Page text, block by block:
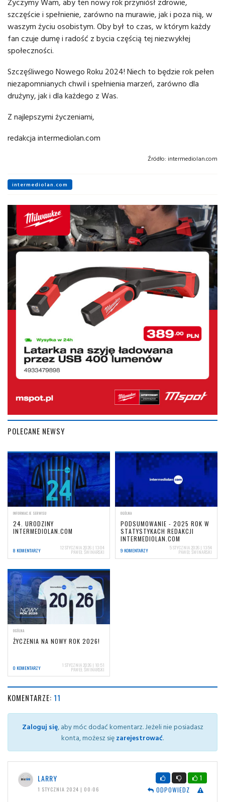
szczęście i spełnienie, zarówno na murawie, jak i poza nią, w
waszym życiu osobistym. Oby był to czas, w którym każdy
fan czuje dumę i radość z bycia częścią tej niezwykłej
społeczności.
Szczęśliwego Nowego Roku 2024! Niech to będzie rok pełen
niezapomnianych chwil i spełnienia marzeń, zarówno dla
drużyny, jak i dla każdego z Was.
Z najlepszymi życzeniami,
redakcja intermediolan.com
Źródło: intermediolan.com
intermediolan.com
POLECANE NEWSY
INFORMACJE SERWISU
24. URODZINY
INTERMEDIOLAN.COM
8 KOMENTARZY 12 STYCZNIA 2026 | 13:04
PAWEŁ ŚWINARSKI
OGÓLNA
PODSUMOWANIE - 2025 ROK W
STATYSTYKACH REDAKCJI
INTERMEDIOLAN.COM
9 KOMENTARZY 5 STYCZNIA 2026 | 13:54
PAWEŁ ŚWINARSKI
OGÓLNA
ŻYCZENIA NA NOWY ROK 2026!
0 KOMENTARZY 1 STYCZNIA 2026 | 10:51
PAWEŁ ŚWINARSKI
KOMENTARZE: 11
Zaloguj się, aby móc dodać komentarz. Jeżeli nie posiadasz
konta, możesz sięzarejestrować.
LARRY
1 STYCZNIA 2024 | 00:06
1
ODPOWIEDZ